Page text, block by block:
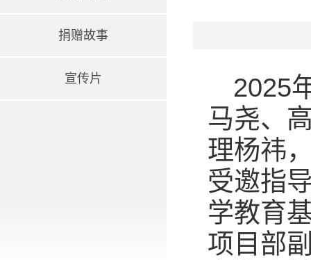
捐赠故事
宣传片
2025
马尧、
理杨祎
受邀指
学教育
项目部